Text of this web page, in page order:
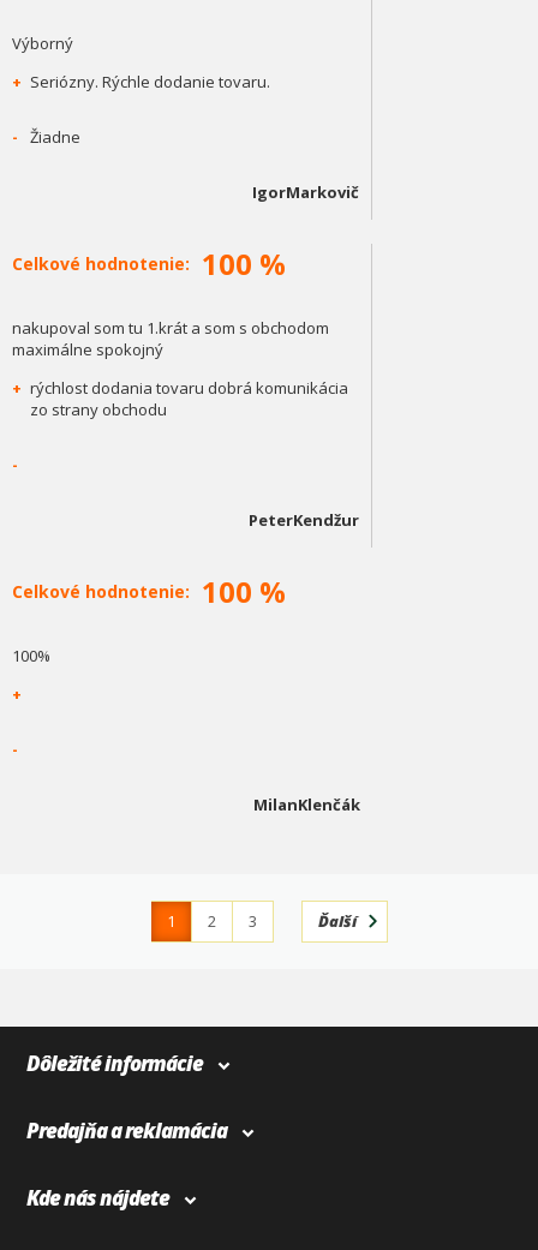
Výborný
+ Seriózny. Rýchle dodanie tovaru.
- Žiadne
IgorMarkovič
Celkové hodnotenie: 100 %
nakupoval som tu 1.krát a som s obchodom
maximálne spokojný
+ rýchlost dodania tovaru dobrá komunikácia
zo strany obchodu
-
PeterKendžur
Celkové hodnotenie: 100 %
100%
+
-
MilanKlenčák
1 2
3
Ďalší
Dôležité informácie
Predajňa a reklamácia
Kde nás nájdete